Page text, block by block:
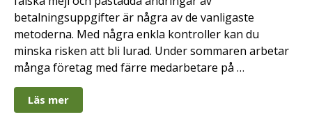
betalningsuppgifter är några av de vanligaste
metoderna. Med några enkla kontroller kan du
minska risken att bli lurad. Under sommaren arbetar
många företag med färre medarbetare på …
Läs mer